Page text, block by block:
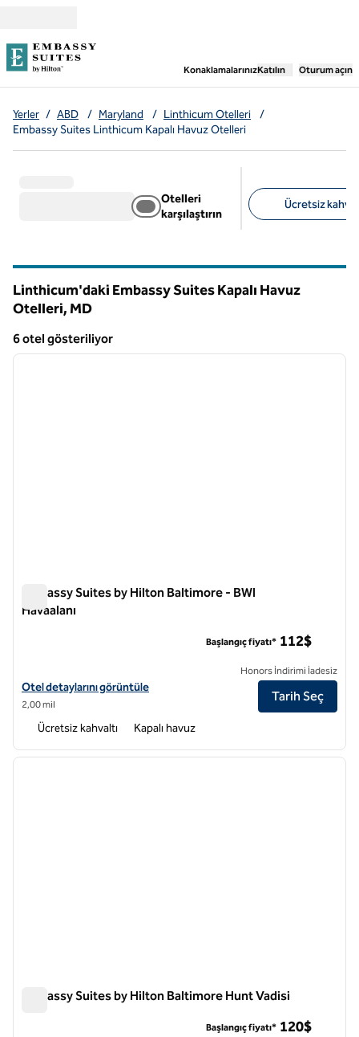
Konaklamalarınız,Yeni bir sekme
Katılın Oturum açın
Yerler / ABD / Maryland / Linthicum Otelleri
/
Embassy Suites Linthicum Kapalı Havuz Otelleri
Otelleri
karşılaştırın
Ücretsiz
Linthicum'daki Embassy Suites Kapalı Havuz
Otelleri, MD
6 otel gösteriliyor
6 otel gösteriliyor
1 / 12
Embassy Suites by Hilton Baltimore - BWI
Havaalanı
Embassy Suites by Hilton Baltimore at BWI Airport için otel
Otel detaylarını görüntüle
2,00 mil
Başlangıç fiyatı* 112$
Honors İndirimi İadesiz
Tarih Seç
Ücretsiz kahvaltı Kapalı havuz
1 / 10
Embassy Suites by Hilton Baltimore Hunt Vadisi
Başlangıç fiyatı* 120$